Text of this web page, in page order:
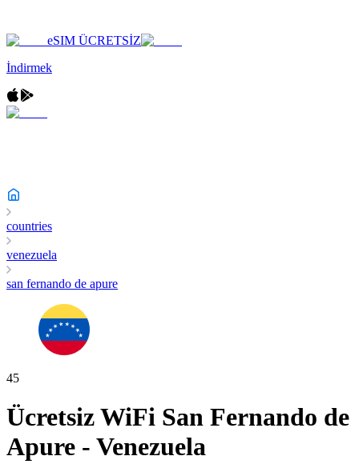
eSIM ÜCRETSİZ
İndirmek
countries
venezuela
san fernando de apure
45
Ücretsiz WiFi San Fernando de
Apure - Venezuela